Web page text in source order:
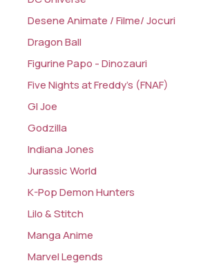
Desene Animate / Filme/ Jocuri
Dragon Ball
Figurine Papo - Dinozauri
Five Nights at Freddy's (FNAF)
GI Joe
Godzilla
Indiana Jones
Jurassic World
K-Pop Demon Hunters
Lilo & Stitch
Manga Anime
Marvel Legends